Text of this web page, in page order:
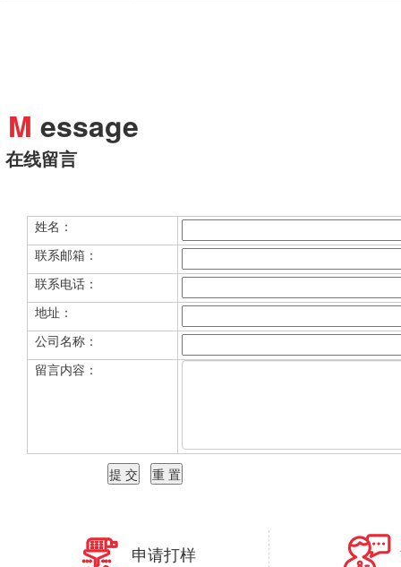
M essage
在线留言
姓名：
联系邮箱：
联系电话：
地址：
公司名称：
留言内容：
申请打样